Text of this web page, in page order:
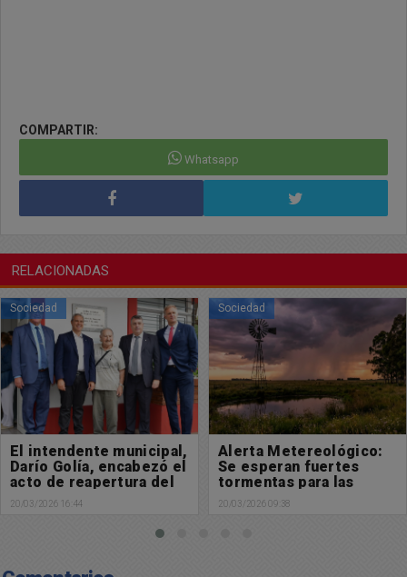
COMPARTIR:
Whatsapp
RELACIONADAS
Sociedad
El intendente municipal,
Darío Golía, encabezó el
acto de reapertura del
CAPS Eugenio Casasco
20/03/2026 16:44
Sociedad
Alerta Metereológico:
Se esperan fuertes
tormentas para las
próximas horas
20/03/2026 09:38